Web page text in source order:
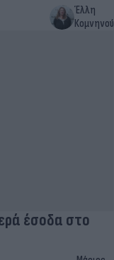
Έλλη
Κομνηνού
έσοδα στο